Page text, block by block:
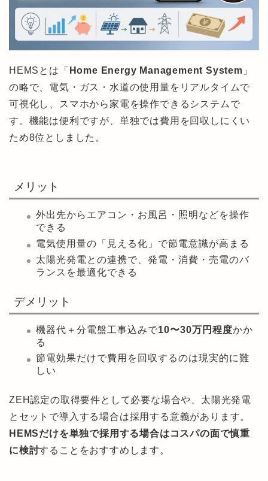
HEMSとは「 Home Energy Management System 」
の略で、電気・ガス・水道の使用量をリアルタイムで
可視化し、スマホから家電を操作できるシステムで
す。機能は便利ですが、単独では費用を回収しにくい
ため8位としました。
メリット
外出先からエアコン・お風呂・照明などを操作
できる
電気使用量の「見える化」で節電意識が高まる
太陽光発電との連携で、発電・消費・売電のバ
ランスを最適化できる
デメリット
機器代＋分電盤工事込みで10〜30万円程度かか
る
節電効果だけで費用を回収するのは現実的に難
しい
ZEH認定の取得要件として必要な場合や、太陽光発電
とセットで導入する場合は採用する意義があります。
HEMSだけを単独で採用する場合はコスパの面で慎重
に検討することをおすすめします。